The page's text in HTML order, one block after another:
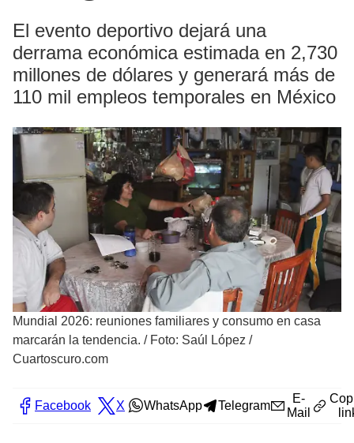
El evento deportivo dejará una
derrama económica estimada en 2,730
millones de dólares y generará más de
110 mil empleos temporales en México
Mundial 2026: reuniones familiares y consumo en casa
marcarán la tendencia. / Foto: Saúl López /
Cuartoscuro.com
Facebook X WhatsApp Telegram
E-
Mail